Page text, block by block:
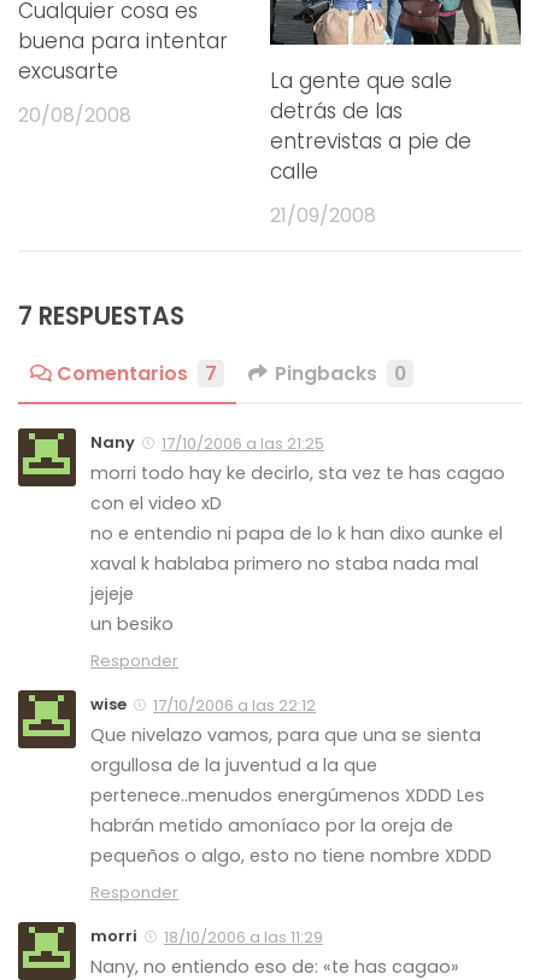
Cualquier cosa es
buena para intentar
excusarte
20/08/2008
La gente que sale
detrás de las
entrevistas a pie de
calle
21/09/2008
7 RESPUESTAS
Comentarios 7 Pingbacks 0
Nany 17/10/2006 a las 21:25
morri todo hay ke decirlo, sta vez te has cagao
con el video xD
no e entendio ni papa de lo k han dixo aunke el
xaval k hablaba primero no staba nada mal
jejeje
un besiko
Responder
wise
17/10/2006 a las 22:12
Que nivelazo vamos, para que una se sienta
orgullosa de la juventud a la que
pertenece..menudos energúmenos XDDD Les
habrán metido amoníaco por la oreja de
pequeños o algo, esto no tiene nombre XDDD
Responder
morri
18/10/2006 a las 11:29
Nany, no entiendo eso de: «te has cagao»